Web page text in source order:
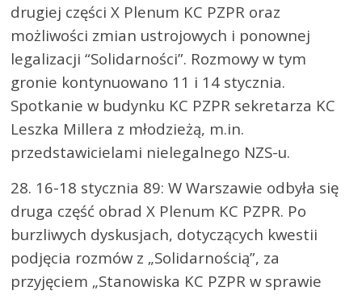
drugiej części X Plenum KC PZPR oraz
możliwości zmian ustrojowych i ponownej
legalizacji “Solidarności”. Rozmowy w tym
gronie kontynuowano 11 i 14 stycznia.
Spotkanie w budynku KC PZPR sekretarza KC
Leszka Millera z młodzieżą, m.in.
przedstawicielami nielegalnego NZS-u.
28. 16-18 stycznia 89: W Warszawie odbyła się
druga część obrad X Plenum KC PZPR. Po
burzliwych dyskusjach, dotyczących kwestii
podjęcia rozmów z „Solidarnością”, za
przyjęciem „Stanowiska KC PZPR w sprawie